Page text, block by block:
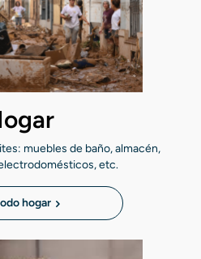
muebles de baño, almacén,
etc.
hogar